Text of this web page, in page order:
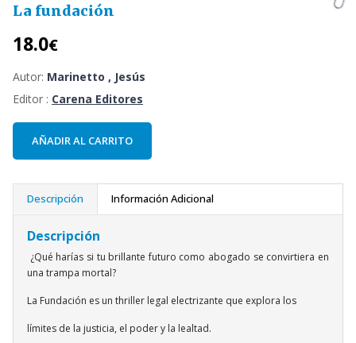
La fundación
18.0€
Autor: Marinetto , Jesús
Editor : Carena Editores
AÑADIR AL CARRITO
Descripción Información Adicional
Descripción
¿Qué harías si tu brillante futuro como abogado se convirtiera en
una trampa mortal?
La Fundación es un thriller legal electrizante que explora los
límites de la justicia, el poder y la lealtad.